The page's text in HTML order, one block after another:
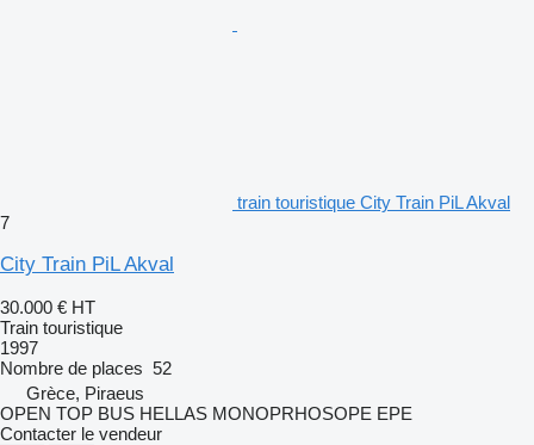
train touristique City Train PiL Akval
7
City Train PiL Akval
30.000 € HT
Train touristique
1997
Nombre de places 52
Grèce, Piraeus
OPEN TOP BUS HELLAS MONOPRHOSOPE EPE
Contacter le vendeur